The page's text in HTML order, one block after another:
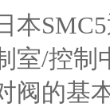
本
室/控制
阀的基